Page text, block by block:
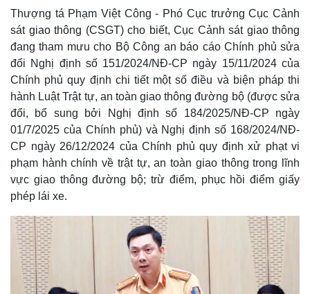
Thượng tá Phạm Việt Công - Phó Cục trưởng Cục Cảnh
sát giao thông (CSGT) cho biết, Cục Cảnh sát giao thông
đang tham mưu cho Bộ Công an báo cáo Chính phủ sửa
đổi Nghị định số 151/2024/NĐ-CP ngày 15/11/2024 của
Chính phủ quy định chi tiết một số điều và biện pháp thi
hành Luật Trật tự, an toàn giao thông đường bộ (được sửa
đổi, bổ sung bởi Nghị định số 184/2025/NĐ-CP ngày
01/7/2025 của Chính phủ) và Nghị định số 168/2024/NĐ-
CP ngày 26/12/2024 của Chính phủ quy định xử phạt vi
phạm hành chính về trật tự, an toàn giao thông trong lĩnh
vực giao thông đường bộ; trừ điểm, phục hồi điểm giấy
phép lái xe.